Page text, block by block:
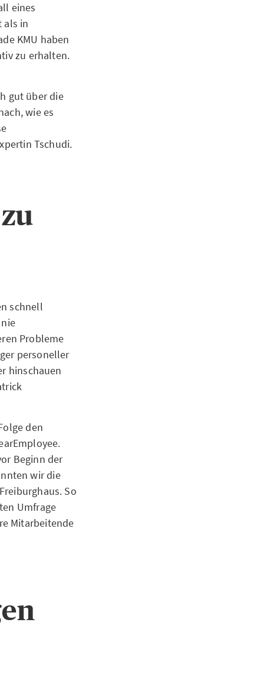
eines
als in
KMU haben
zu erhalten.
gut über die
wie es
Tschudi.
schnell
Probleme
personeller
hinschauen
den
Beginn der
wir die
So
Umfrage
Mitarbeitende